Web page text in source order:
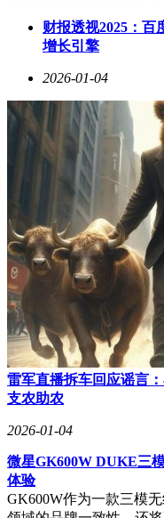
通过“最佳内容创作者”
成了“投票-讨论-改进”
40%。多样化的投票形
满足了不同用户群体的
财报透视2025：
增长引擎
2026-01-04
雷军直播拆车回应谣言
支农助农
2026-01-04
微星GK600W DUKE三
体验
GK600W作为一款三模